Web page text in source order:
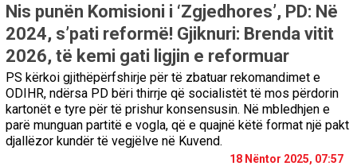
Nis punën Komisioni i ‘Zgjedhores’, PD: Në
2024, s’pati reformë! Gjiknuri: Brenda vitit
2026, të kemi gati ligjin e reformuar
PS kërkoi gjithëpërfshirje për të zbatuar rekomandimet e
ODIHR, ndërsa PD bëri thirrje që socialistët të mos përdorin
kartonët e tyre për të prishur konsensusin. Në mbledhjen e
parë munguan partitë e vogla, që e quajnë këtë format një pakt
djallëzor kundër të vegjëlve në Kuvend.
18 Nëntor 2025, 07:57